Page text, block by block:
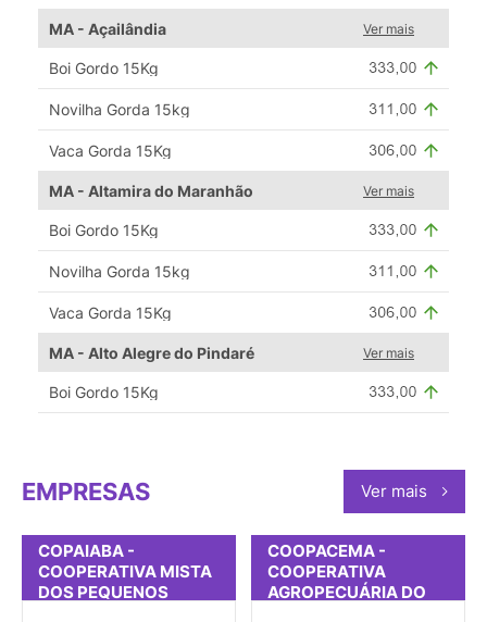
MA - Açailândia Ver mais
Boi Gordo 15Kg
Novilha Gorda 15kg
Vaca Gorda 15Kg
MA - Altamira do Maranhão Ver mais
Boi Gordo 15Kg
Novilha Gorda 15kg
Vaca Gorda 15Kg
MA - Alto Alegre do Pindaré Ver mais
Boi Gordo 15Kg
EMPRESAS Ver mais
COPAIABA -
COOPERATIVA MISTA
DOS PEQUENOS
COOPACEMA -
COOPERATIVA
AGROPECUÁRIA DO